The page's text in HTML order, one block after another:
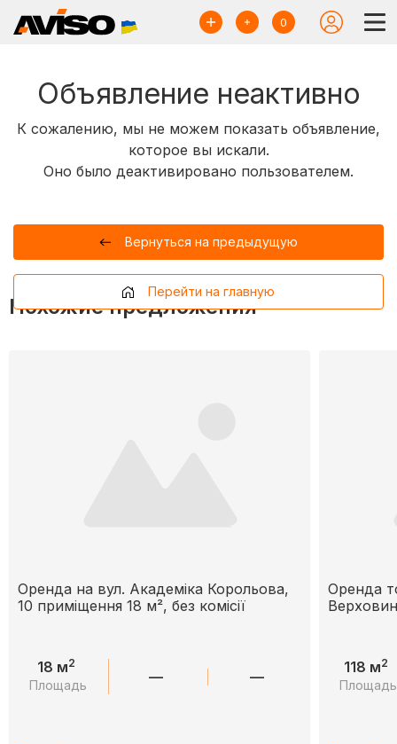
0
Объявление неактивно
К сожалению, мы не можем показать объявление,
которое вы искали.
Оно было деактивировано пользователем.
Вернуться на предыдущую
Перейти на главную
Похожие предложения
Оренда на вул. Академіка Корольова,
10 приміщення 18 м², без комісії
18 м2
Площадь — —
Оренда
118 м2
Площадь